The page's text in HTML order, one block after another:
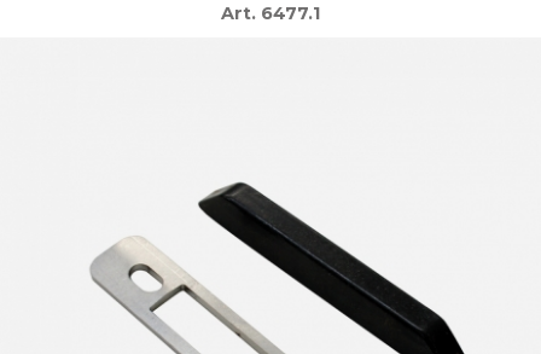
Art. 6477.1